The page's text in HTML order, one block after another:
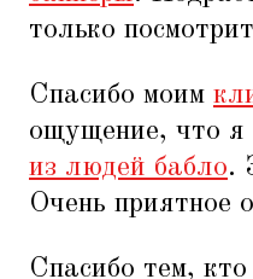
только
Спасибо моим
ощущение, что я
из людей бабло.
Очень приятное
Спасибо тем,